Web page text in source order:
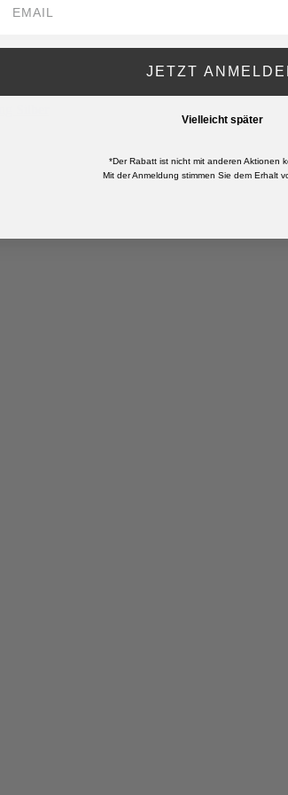
JETZT
Vielleicht später
*Der Rabatt ist nicht mit anderen Aktionen
Mit der Anmeldung stimmen Sie dem Erhalt